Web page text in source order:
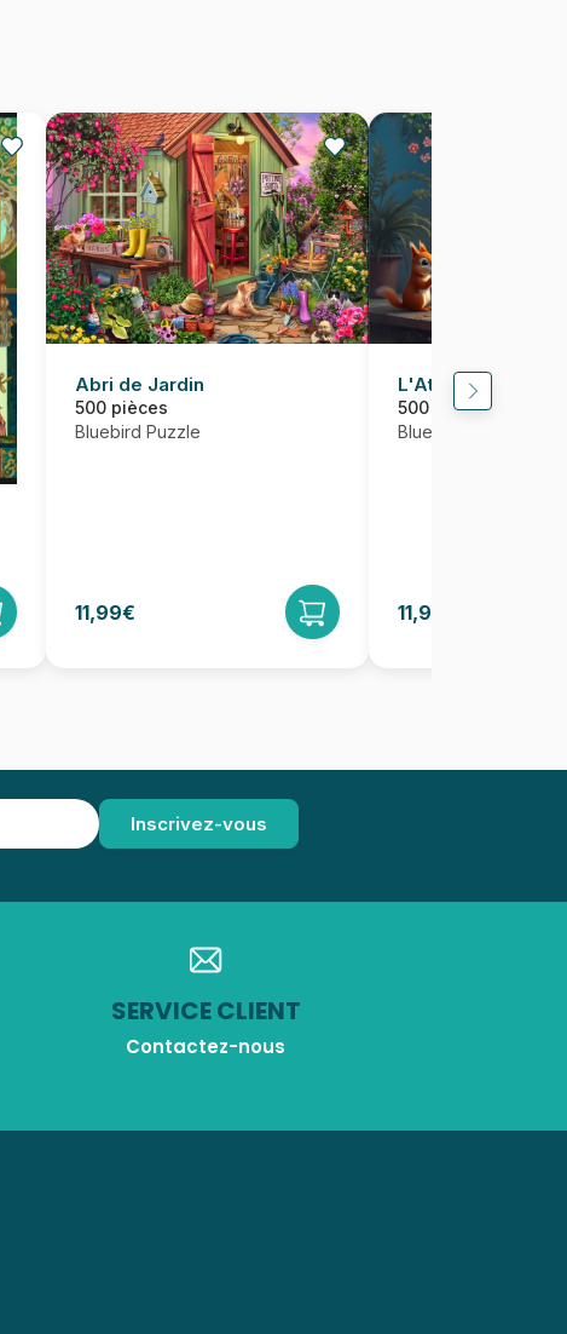
Abri de Jardin
500 pièces
Bluebird Puzzle
11,99€
L'Atelier des
500 pièces
Bluebird Puzzle
11,95€
SERVICE CLIENT
Contactez-nous